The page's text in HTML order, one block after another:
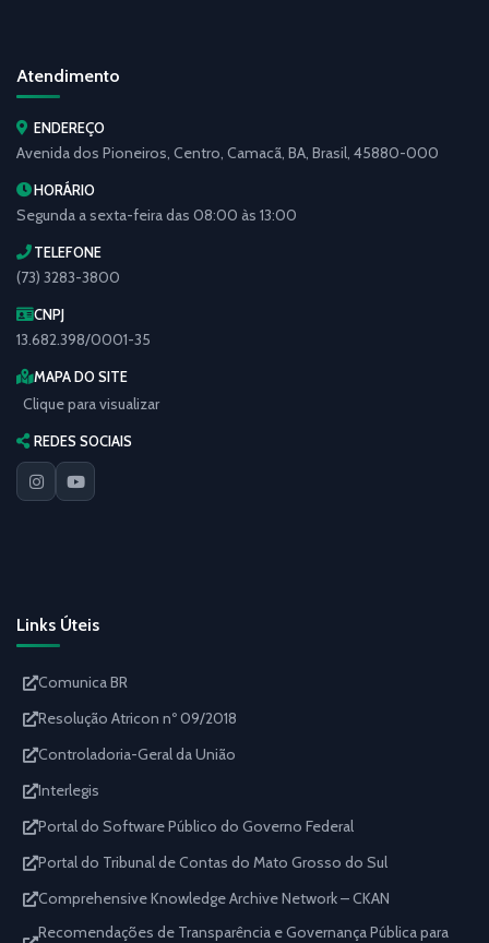
Atendimento
ENDEREÇO
Avenida dos Pioneiros, Centro, Camacã, BA, Brasil, 45880-000
HORÁRIO
Segunda a sexta-feira das 08:00 às 13:00
TELEFONE
(73) 3283-3800
CNPJ
13.682.398/0001-35
MAPA DO SITE
Clique para visualizar
REDES SOCIAIS
Links Úteis
Comunica BR
Resolução Atricon nº 09/2018
Controladoria-Geral da União
Interlegis
Portal do Software Público do Governo Federal
Portal do Tribunal de Contas do Mato Grosso do Sul
Comprehensive Knowledge Archive Network – CKAN
Recomendações de Transparência e Governança Pública para